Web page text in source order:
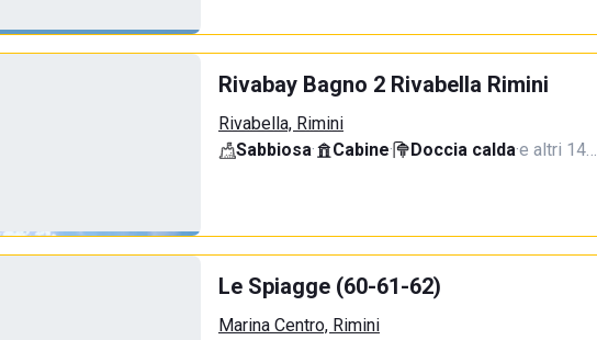
Rivabay Bagno 2 Rivabella Rimini
Rivabella, Rimini
Sabbiosa· Cabine· Doccia calda·e altri 14…
Le Spiagge (60-61-62)
Marina Centro, Rimini